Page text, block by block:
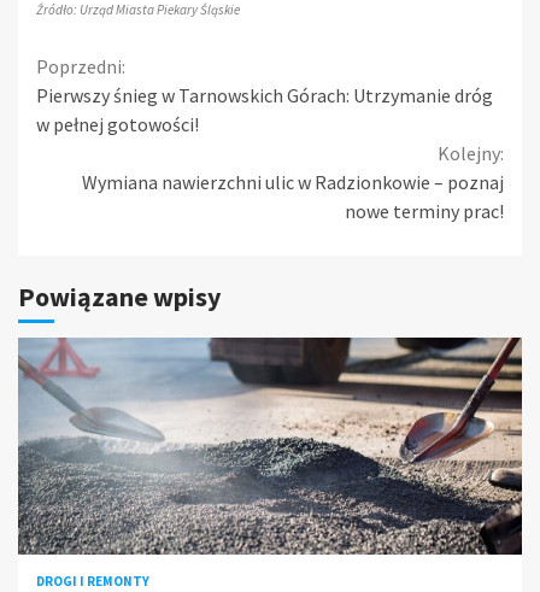
Źródło: Urząd Miasta Piekary Śląskie
Continue
Reading
Poprzedni:
Pierwszy śnieg w Tarnowskich Górach: Utrzymanie dróg
w pełnej gotowości!
Kolejny:
Wymiana nawierzchni ulic w Radzionkowie – poznaj
nowe terminy prac!
Powiązane wpisy
DROGI I REMONTY